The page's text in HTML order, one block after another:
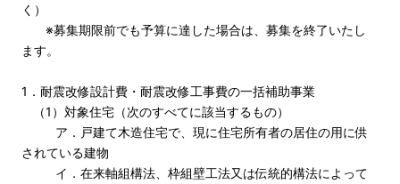
く）
※募集期限前でも予算に達した場合は、募集を終了いたし
ます。
1．耐震改修設計費・耐震改修工事費の一括補助事業
（1）対象住宅（次のすべてに該当するもの）
ア．戸建て木造住宅で、現に住宅所有者の居住の用に供
されている建物
イ．在来軸組構法、枠組壁工法又は伝統的構法によって